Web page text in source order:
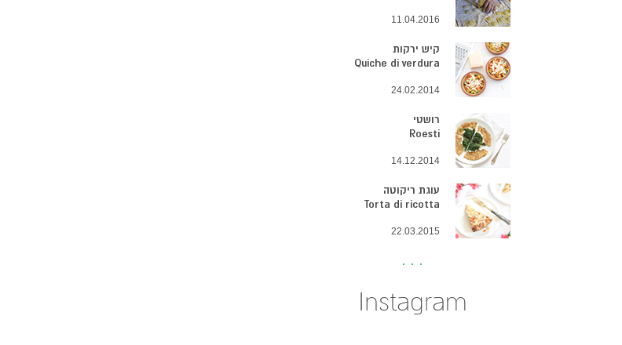
11.04.2016
קיש ירקות
Quiche di verdura
24.02.2014
רושטי
Roesti
14.12.2014
עוגת ריקוטה
Torta di ricotta
22.03.2015
Instagram